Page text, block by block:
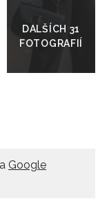
galerie
Google